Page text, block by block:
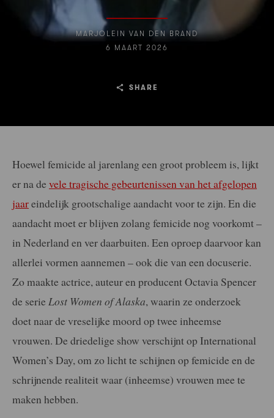
MARJOLEIN VAN DEN BRAND
6 MAART 2026
SHARE
Hoewel femicide al jarenlang een groot probleem is, lijkt
er na de vele tragische gebeurtenissen van het afgelopen
jaareindelijk grootschalige aandacht voor te zijn. En die
aandacht moet er blijven zolang femicide nog voorkomt –
in Nederland en ver daarbuiten. Een oproep daarvoor kan
allerlei vormen aannemen – ook die van een docuserie.
Zo maakte actrice, auteur en producent Octavia Spencer
de serie Lost Women of Alaska, waarin ze onderzoek
doet naar de vreselijke moord op twee inheemse
vrouwen. De driedelige show verschijnt op International
Women’s Day, om zo licht te schijnen op femicide en de
schrijnende realiteit waar (inheemse) vrouwen mee te
maken hebben.